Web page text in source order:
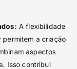
A flexibilidade
a criação
aspectos
Isso contribui